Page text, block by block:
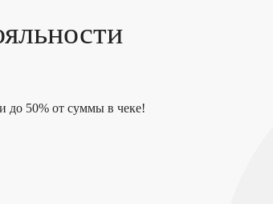
до 50% от суммы в чеке!